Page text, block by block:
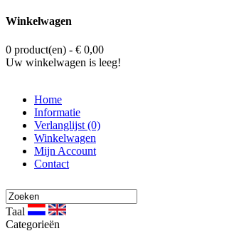
Winkelwagen
0 product(en) - € 0,00
Uw winkelwagen is leeg!
Home
Informatie
Verlanglijst (0)
Winkelwagen
Mijn Account
Contact
Taal
Categorieën